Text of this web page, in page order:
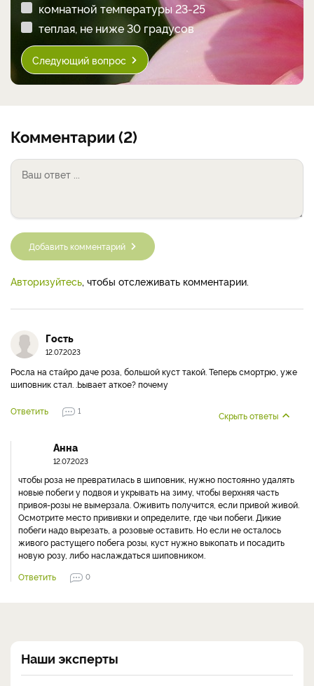
комнатной температуры 23-25
теплая, не ниже 30 градусов
Следующий вопрос
Комментарии (2)
Добавить комментарий
Авторизуйтесь, чтобы отслеживать комментарии.
Гость
12.07.2023
Росла на стайро даче роза, большой куст такой. Теперь смортрю, уже
шиповник стал. .Ьывает аткое? почему
Ответить 1 Скрыть ответы
Анна
12.07.2023
чтобы роза не превратилась в шиповник, нужно постоянно удалять
новые побеги у подвоя и укрывать на зиму, чтобы верхняя часть
привоя-розы не вымерзала. Оживить получится, если привой живой.
Осмотрите место прививки и определите, где чьи побеги. Дикие
побеги надо вырезать, а розовые оставить. Но если не осталось
живого растущего побега розы, куст нужно выкопать и посадить
новую розу, либо наслаждаться шиповником.
Ответить
0
Наши эксперты